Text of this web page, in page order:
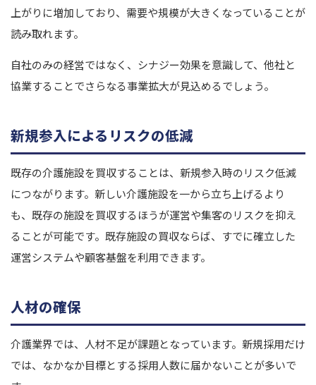
上がりに増加しており、需要や規模が大きくなっていることが
読み取れます。
自社のみの経営ではなく、シナジー効果を意識して、他社と
協業することでさらなる事業拡大が見込めるでしょう。
新規参入によるリスクの低減
既存の介護施設を買収することは、新規参入時のリスク低減
につながります。新しい介護施設を一から立ち上げるより
も、既存の施設を買収するほうが運営や集客のリスクを抑え
ることが可能です。既存施設の買収ならば、すでに確立した
運営システムや顧客基盤を利用できます。
人材の確保
介護業界では、人材不足が課題となっています。新規採用だけ
では、なかなか目標とする採用人数に届かないことが多いで